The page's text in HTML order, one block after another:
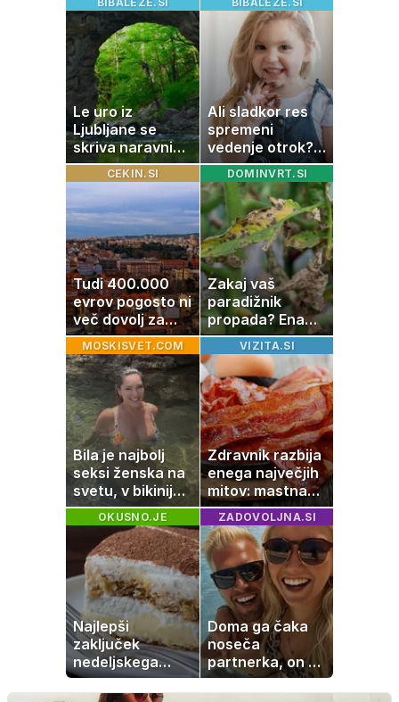
Le uro iz
Ljubljane se
skriva naravni
čudež, ki je kot
ustvarjen za
družinski izlet
Ali sladkor res
spremeni
vedenje otrok?
Znanost ponuja
presenetljiv
odgovor
CEKIN.SI
Tudi 400.000
evrov pogosto ni
več dovolj za
nakup
stanovanja
DOMINVRT.SI
Zakaj vaš
paradižnik
propada? Ena
napaka lahko
uniči rastline –
tako jih rešite
MOSKISVET.COM
Bila je najbolj
seksi ženska na
svetu, v bikiniju
znova navdušila
VIZITA.SI
Zdravnik razbija
enega največjih
mitov: mastna
jetra ne
nastanejo zaradi
slanine, temveč
zaradi živila, ki
ga imamo vsi
radi
OKUSNO.JE
Najlepši
zaključek
nedeljskega
kosila: 8 sladic
brez peke, ki se
ZADOVOLJNA.SI
Doma ga čaka
noseča
partnerka, on pa
dopustuje z
drugo